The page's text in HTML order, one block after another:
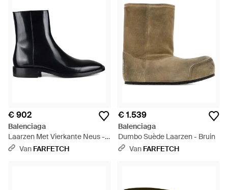
€ 902
Balenciaga
Laarzen Met Vierkante Neus -
Zwart
Van FARFETCH
€ 1.539
Balenciaga
Dumbo Suède Laarzen - Bruin
Van FARFETCH